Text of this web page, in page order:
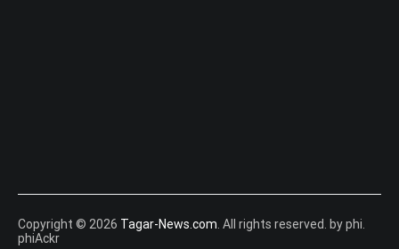
Copyright © 2026 Tagar-News.com . All rights reserved. by phi.
phiAckr